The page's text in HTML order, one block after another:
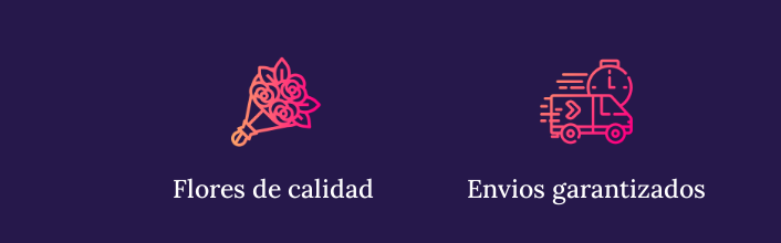
Flores de calidad Envios garantizados